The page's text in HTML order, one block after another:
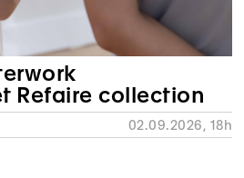
Refaire collection
02.09.2026, 18h